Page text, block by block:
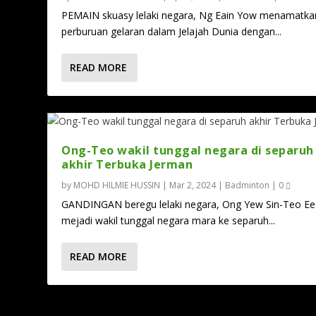
Ong-Teo wakil tunggal negara di
Posted byMOHD HILMIE HUSSIN
PEMAIN skuasy lelaki negara, Ng Eain Yow
perburuan gelaran dalam Jelajah Dunia dengan...
READ MORE
Ong-Teo wakil tunggal negara di separuh
akhir Terbuka Jerman
by MOHD HILMIE HUSSIN | Mar 2, 2024| Badminton | 0
GANDINGAN beregu lelaki negara, Ong Yew Sin-Teo Ee
mejadi wakil tunggal negara mara ke separuh...
READ MORE